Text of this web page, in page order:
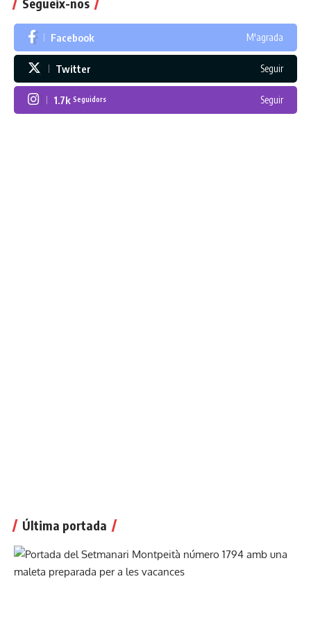
Facebook M'agrada
Twitter Seguir
1.7k Seguidors Seguir
Última portada